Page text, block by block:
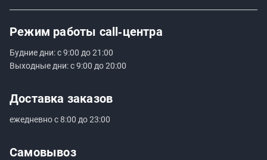
Режим работы call‑центра
Будние дни: с 9:00 до 21:00
Выходные дни: с 9:00 до 20:00
Доставка заказов
ежедневно с 8:00 до 23:00
Самовывоз